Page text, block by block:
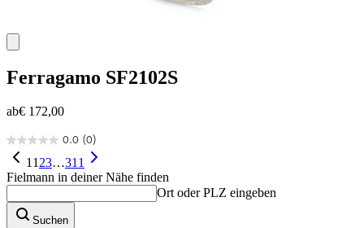
Ferragamo SF2102S
ab€ 172,00
0.0 (0)
0.0
von
5
1123…311
Fielmann in deiner Nähe finden
Ort oder PLZ eingeben
Suchen